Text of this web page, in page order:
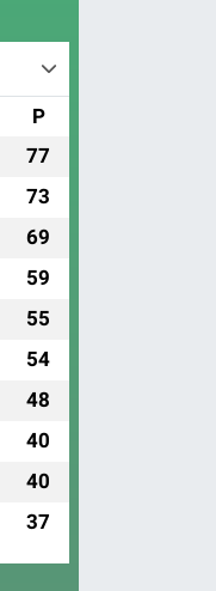
P
77
73
69
59
55
54
48
40
40
37